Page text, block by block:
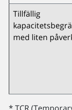
Tillfällig
med liten